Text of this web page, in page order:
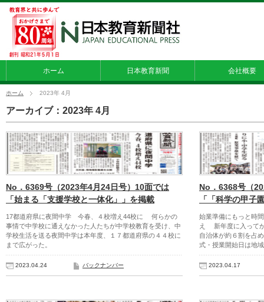
ホーム 日本教育新聞 会社概要
ホーム 2023年 4月
アーカイブ：2023年 4月
No．6369号（2023年4月24日号）10面では
「始まる「支援学校と一体化」」を掲載
17都道府県に夜間中学 今春、４校増え44校に 何らかの
事情で中学校に通えなかった人たちが中学校教育を受け、中
学校生活を送る夜間中学は本年度、１７都道府県の４４校に
まで広がった。
2023.04.24 バックナンバー
No．6368号（
「「科学の甲子
始業準備にもっと時
え 新年度に入って
自治体が約６割を占
式・授業開始日は地
2023.04.17